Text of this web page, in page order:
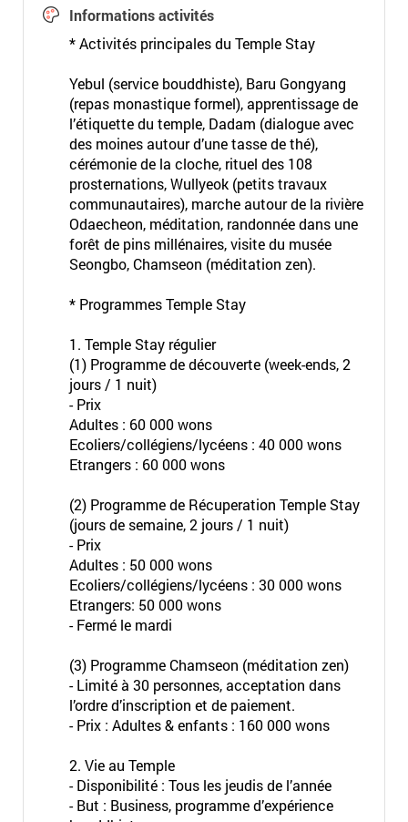
Informations activités
* Activités principales du Temple Stay
Yebul (service bouddhiste), Baru Gongyang
(repas monastique formel), apprentissage de
l’étiquette du temple, Dadam (dialogue avec
des moines autour d’une tasse de thé),
cérémonie de la cloche, rituel des 108
prosternations, Wullyeok (petits travaux
communautaires), marche autour de la rivière
Odaecheon, méditation, randonnée dans une
forêt de pins millénaires, visite du musée
Seongbo, Chamseon (méditation zen).
* Programmes Temple Stay
1. Temple Stay régulier
(1) Programme de découverte (week-ends, 2
jours / 1 nuit)
- Prix
Adultes : 60 000 wons
Ecoliers/collégiens/lycéens : 40 000 wons
Etrangers : 60 000 wons
(2) Programme de Récuperation Temple Stay
(jours de semaine, 2 jours / 1 nuit)
- Prix
Adultes : 50 000 wons
Ecoliers/collégiens/lycéens : 30 000 wons
Etrangers: 50 000 wons
- Fermé le mardi
(3) Programme Chamseon (méditation zen)
- Limité à 30 personnes, acceptation dans
l’ordre d’inscription et de paiement.
- Prix : Adultes & enfants : 160 000 wons
2. Vie au Temple
- Disponibilité : Tous les jeudis de l’année
- But : Business, programme d’expérience